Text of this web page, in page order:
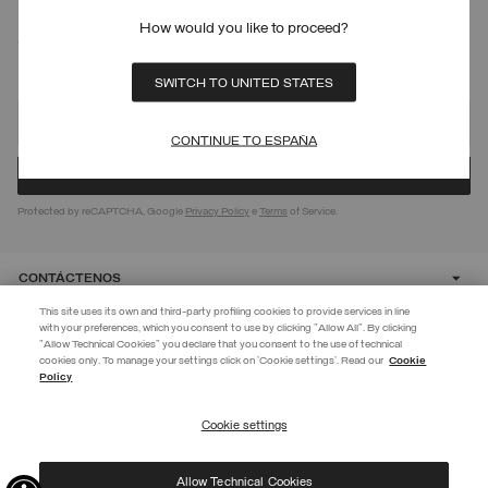
EXTRA 10%
Usa el código EXTRA10 en los productos en oferta para obtener un 10 %
How would you like to proceed?
SWITCH TO UNITED STATES
CONTINUE TO ESPAÑA
SUSCRÍBETE A NUESTRO BOLETÍN DE
Protected by reCAPTCHA, Google Privacy Policy eTerms of Service.
CONTÁCTENOS
CUSTOMER CARE
This site uses its own and third-party profiling cookies to provide services in line
with your preferences, which you consent to use by clicking "Allow All". By clicking
"Allow Technical Cookies" you declare that you consent to the use of technical
cookies only. To manage your settings click on 'Cookie settings'. Read our Cookie
Policy
Cookie settings
Allow Technical Cookies